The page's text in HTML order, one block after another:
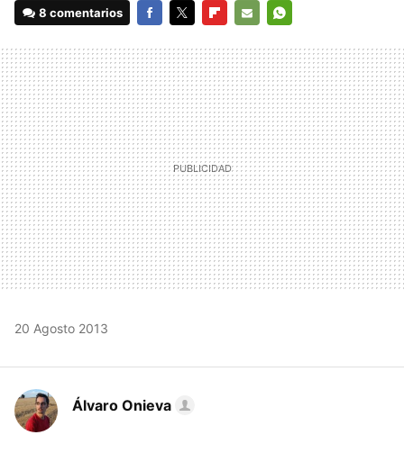
8 comentarios
MAIL
20 Agosto 2013
Álvaro Onieva